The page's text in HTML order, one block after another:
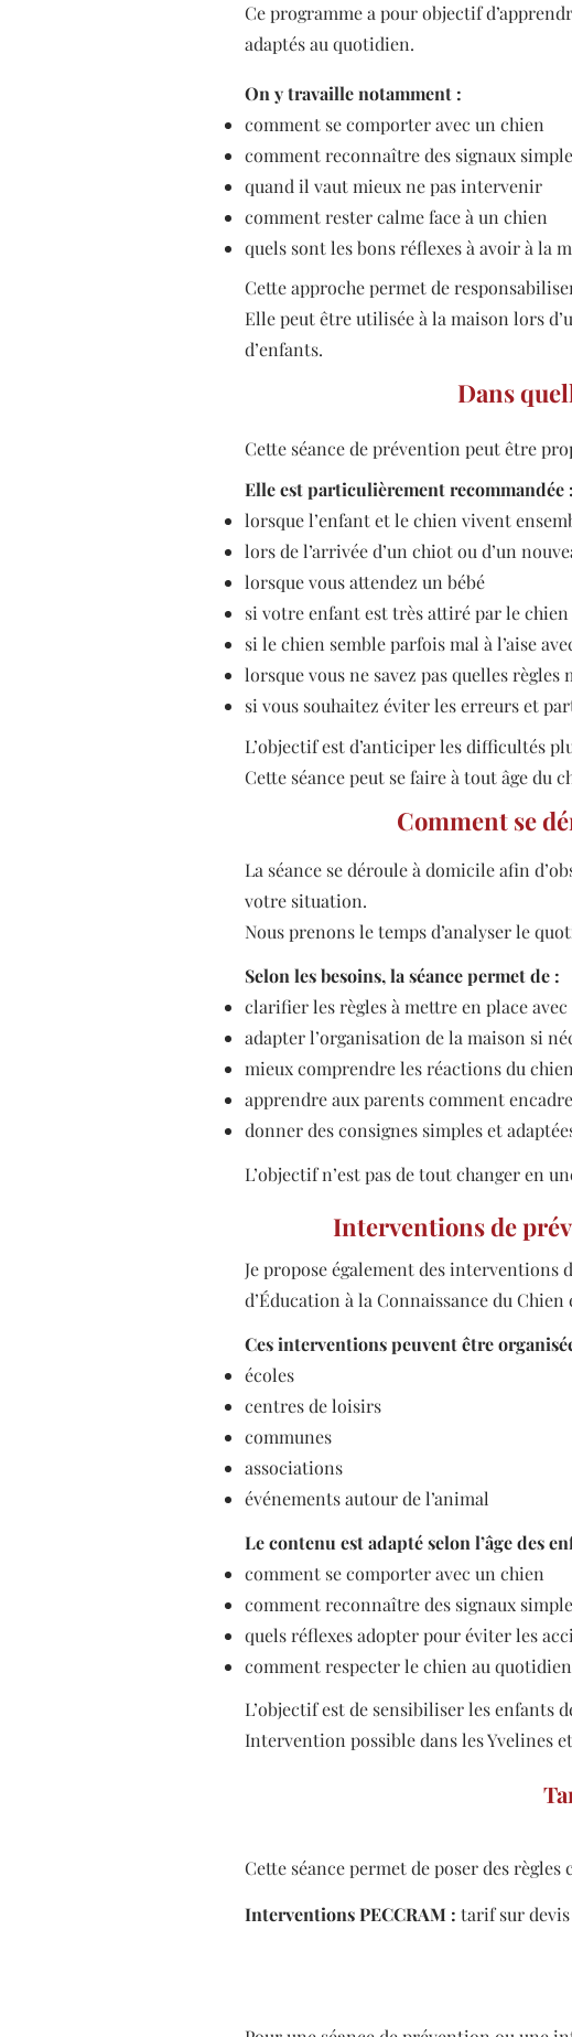
Ce programme a pour objectif
adaptés au quotidien.
On y travaille notamment :
comment se comporter avec un chien
comment reconnaître des signaux
quand il vaut mieux ne pas intervenir
comment rester calme face à un chien
quels sont les bons réflexes à avoir à la
Cette approche permet de
Elle peut être utilisée à la maison lors
d’enfants.
Dans
Cette séance de prévention peut être
Elle est particulièrement recommandée :
lorsque l’enfant et le chien vivent
lors de l’arrivée d’un chiot ou d’un
lorsque vous attendez un bébé
si votre enfant est très attiré par le
si le chien semble parfois mal à l’aise
lorsque vous ne savez pas quelles règles
si vous souhaitez éviter les erreurs et
L’objectif est d’anticiper les difficultés
Cette séance peut se faire à tout âge du
Comment se
La séance se déroule à domicile afin
votre situation.
Nous prenons le temps d’analyser le
Selon les besoins, la séance permet de :
clarifier les règles à mettre en place avec
adapter l’organisation de la maison si
mieux comprendre les réactions du chien
apprendre aux parents comment
donner des consignes simples et
L’objectif n’est pas de tout changer en
Interventions de
Je propose également des interventions
d’Éducation à la Connaissance du
Ces interventions peuvent être
écoles
centres de loisirs
communes
associations
événements autour de l’animal
Le contenu est adapté selon l’âge des
comment se comporter avec un chien
comment reconnaître des signaux
quels réflexes adopter pour éviter les
comment respecter le chien au quotidien
L’objectif est de sensibiliser les enfants
Intervention possible dans les Yvelines
Cette séance permet de poser des
Interventions PECCRAM : tarif sur